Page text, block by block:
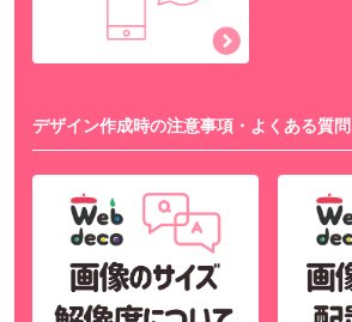
デザイン作成時の注意事項・よくある質問